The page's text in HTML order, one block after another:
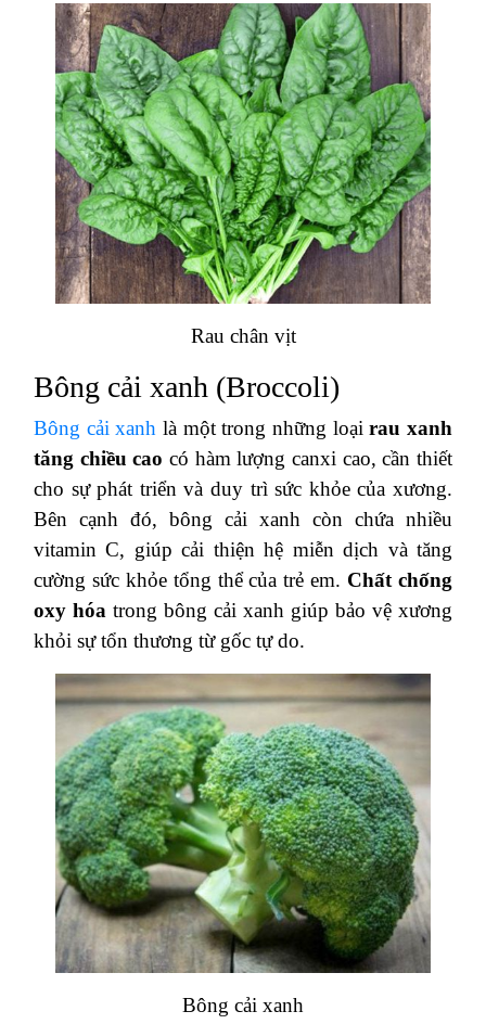
Rau chân vịt
Bông cải xanh (Broccoli)
Bông cải xanh là một trong những loạirau xanh
tăng chiều cao có hàm lượng canxi cao, cần thiết
cho sự phát triển và duy trì sức khỏe của xương.
Bên cạnh đó, bông cải xanh còn chứa nhiều
vitamin C, giúp cải thiện hệ miễn dịch và tăng
cường sức khỏe tổng thể của trẻ em. Chất chống
oxy hóa trong bông cải xanh giúp bảo vệ xương
khỏi sự tổn thương từ gốc tự do.
Bông cải xanh